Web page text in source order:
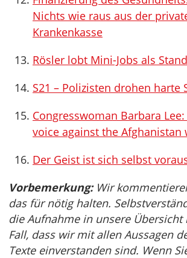
Nichts wie raus aus der
Krankenkasse
Rösler lobt Mini-Jobs als
S21 – Polizisten drohen harte
Congresswoman Barbara
voice against the Afghanistan
Der Geist ist sich selbst
Vorbemerkung:Wir
das für nötig halten.
die Aufnahme in unsere
Fall, dass wir mit allen Aussagen
Texte einverstanden sind. Wenn